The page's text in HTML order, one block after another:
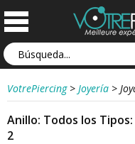
VotrePiercing > Joyería >
Anillo: Todos los
2